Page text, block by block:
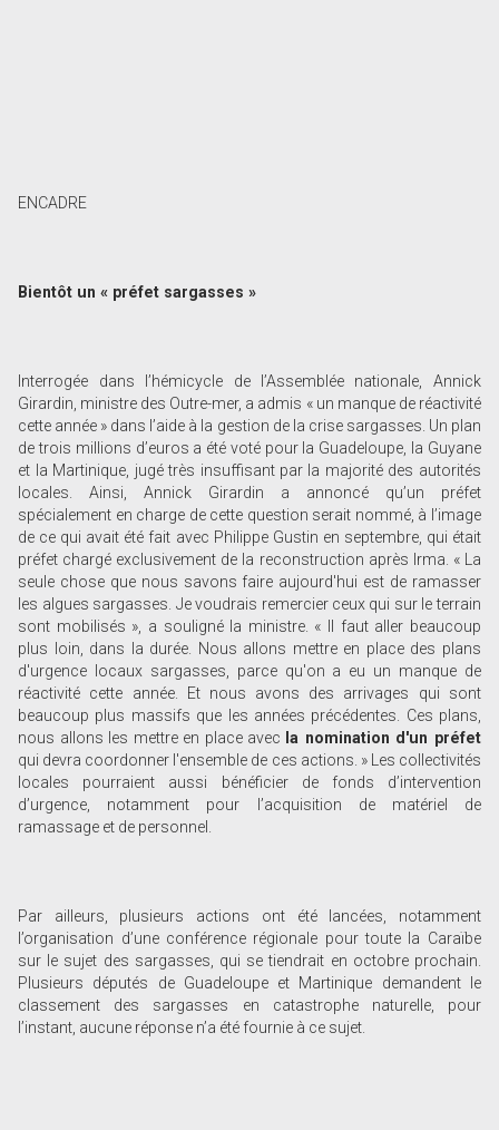
ENCADRE
Bientôt un « préfet sargasses »
Interrogée dans l’hémicycle de l’Assemblée nationale, Annick
Girardin, ministre des Outre-mer, a admis « un manque de réactivité
cette année » dans l’aide à la gestion de la crise sargasses. Un plan
de trois millions d’euros a été voté pour la Guadeloupe, la Guyane
et la Martinique, jugé très insuffisant par la majorité des autorités
locales. Ainsi, Annick Girardin a annoncé qu’un préfet
spécialement en charge de cette question serait nommé, à l’image
de ce qui avait été fait avec Philippe Gustin en septembre, qui était
préfet chargé exclusivement de la reconstruction après Irma. « La
seule chose que nous savons faire aujourd'hui est de ramasser
les algues sargasses. Je voudrais remercier ceux qui sur le terrain
sont mobilisés », a souligné la ministre. « Il faut aller beaucoup
plus loin, dans la durée. Nous allons mettre en place des plans
d'urgence locaux sargasses, parce qu'on a eu un manque de
réactivité cette année. Et nous avons des arrivages qui sont
beaucoup plus massifs que les années précédentes. Ces plans,
nous allons les mettre en place avec la nomination d'un préfet
qui devra coordonner l'ensemble de ces actions. » Les collectivités
locales pourraient aussi bénéficier de fonds d’intervention
d’urgence, notamment pour l’acquisition de matériel de
ramassage et de personnel.
Par ailleurs, plusieurs actions ont été lancées, notamment
l’organisation d’une conférence régionale pour toute la Caraïbe
sur le sujet des sargasses, qui se tiendrait en octobre prochain.
Plusieurs députés de Guadeloupe et Martinique demandent le
classement des sargasses en catastrophe naturelle, pour
l’instant, aucune réponse n’a été fournie à ce sujet.